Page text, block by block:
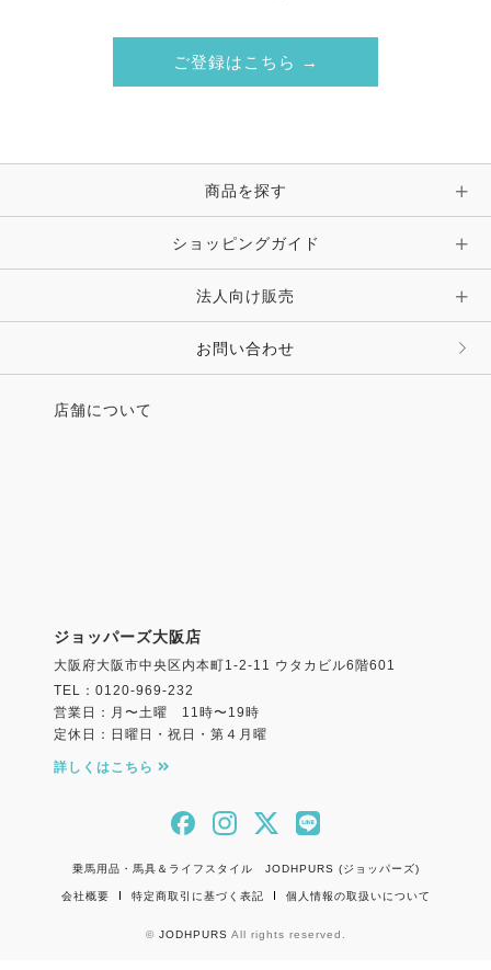
ご登録はこちら →
商品を探す
ショッピングガイド
法人向け販売
お問い合わせ
店舗について
ジョッパーズ大阪店
大阪府大阪市中央区内本町1-2-11 ウタカビル6階601
TEL：0120-969-232
営業日：月〜土曜 11時〜19時
定休日：日曜日・祝日・第４月曜
詳しくはこちら
乗馬用品・馬具＆ライフスタイル JODHPURS (ジョッパーズ)
会社概要 特定商取引に基づく表記 個人情報の取扱いについて
© JODHPURS All rights reserved.